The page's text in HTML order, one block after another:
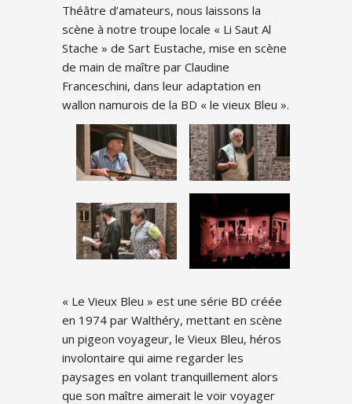
Théâtre d’amateurs, nous laissons la
scène à notre troupe locale « Li Saut Al
Stache » de Sart Eustache, mise en scène
de main de maître par Claudine
Franceschini, dans leur adaptation en
wallon namurois de la BD « le vieux Bleu ».
« Le Vieux Bleu » est une série BD créée
en 1974 par Walthéry, mettant en scène
un pigeon voyageur, le Vieux Bleu, héros
involontaire qui aime regarder les
paysages en volant tranquillement alors
que son maître aimerait le voir voyager